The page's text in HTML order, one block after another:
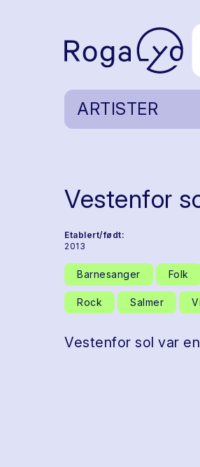
ARTISTER
Vestenfor
Etablert/født:
2013
Barnesanger Folk
Rock Salmer
Vestenfor sol var